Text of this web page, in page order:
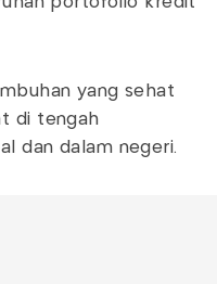
yang sehat
di tengah
dan dalam negeri.